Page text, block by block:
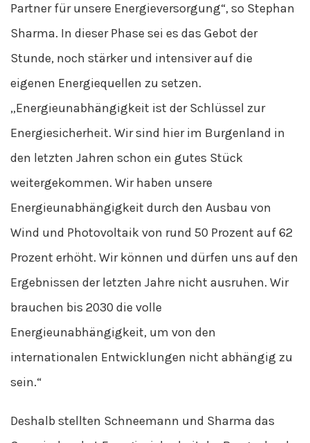
Partner für unsere Energieversorgung“, so Stephan
Sharma. In dieser Phase sei es das Gebot der
Stunde, noch stärker und intensiver auf die
eigenen Energiequellen zu setzen.
„Energieunabhängigkeit ist der Schlüssel zur
Energiesicherheit. Wir sind hier im Burgenland in
den letzten Jahren schon ein gutes Stück
weitergekommen. Wir haben unsere
Energieunabhängigkeit durch den Ausbau von
Wind und Photovoltaik von rund 50 Prozent auf 62
Prozent erhöht. Wir können und dürfen uns auf den
Ergebnissen der letzten Jahre nicht ausruhen. Wir
brauchen bis 2030 die volle
Energieunabhängigkeit, um von den
internationalen Entwicklungen nicht abhängig zu
sein.“
Deshalb stellten Schneemann und Sharma das